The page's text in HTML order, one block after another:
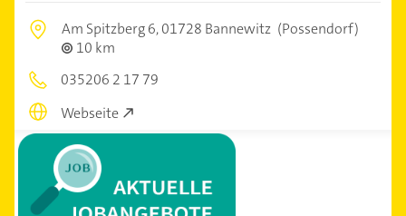
Am Spitzberg 6,01728 Bannewitz (Possendorf)
10 km
035206 2 17 79
Webseite